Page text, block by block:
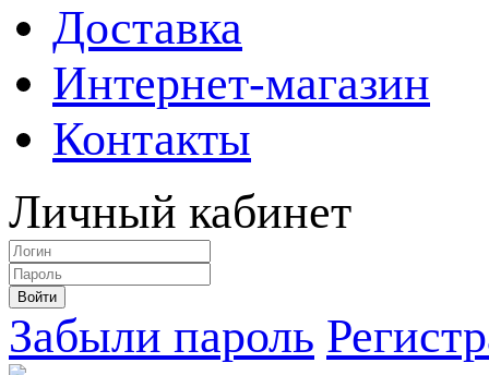
Доставка
Интернет-магазин
Контакты
Личный кабинет
Забыли пароль